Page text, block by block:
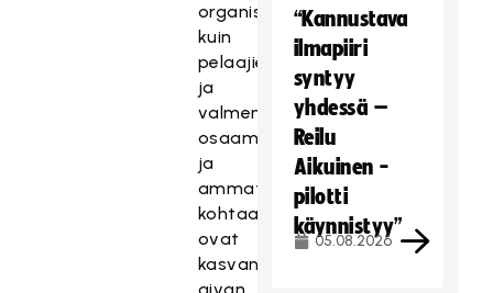
organisaatioita
kuin
pelaajien
ja
valmennuksen
osaamista
ja
ammattimaisuutta
kohtaan
ovat
kasvaneet
“Kannustava
ilmapiiri
syntyy
yhdessä –
Reilu
Aikuinen -
pilotti
käynnistyy”
05.08.2026